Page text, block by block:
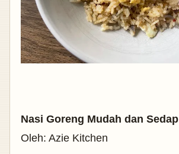
Nasi Goreng Mudah dan Sedap
Oleh: Azie Kitchen